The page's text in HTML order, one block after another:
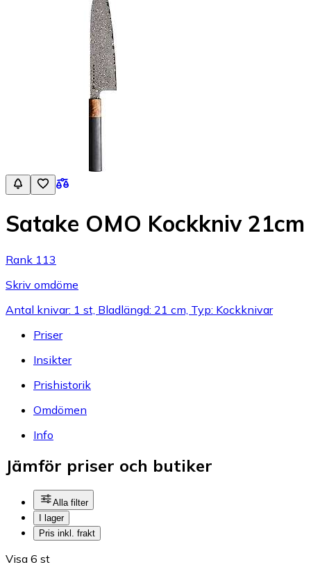
Satake OMO Kockkniv 21cm
Rank 113
Skriv omdöme
Antal knivar: 1 st, Bladlängd: 21 cm, Typ: Kockknivar
Priser
Insikter
Prishistorik
Omdömen
Info
Jämför priser och butiker
Alla filter
I lager
Pris inkl. frakt
Visa 6 st